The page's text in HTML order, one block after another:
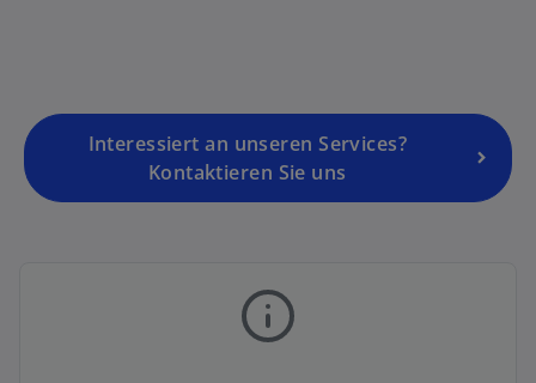
Interessiert an unseren Services?
Kontaktieren Sie uns